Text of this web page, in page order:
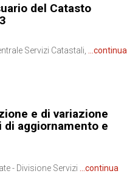
del Catasto
Servizi Catastali, ...continua
e di variazione
aggiornamento e
- Divisione Servizi ...continua